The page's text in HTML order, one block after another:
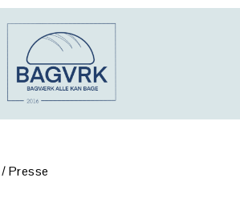
/Presse